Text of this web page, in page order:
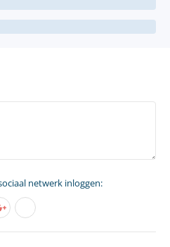
netwerk inloggen: